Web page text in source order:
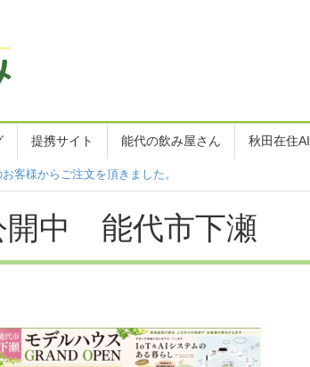
提携サイト 能代の飲み屋さん 秋田在住AI
客様からご注文を頂きました。
開中 能代市下瀬